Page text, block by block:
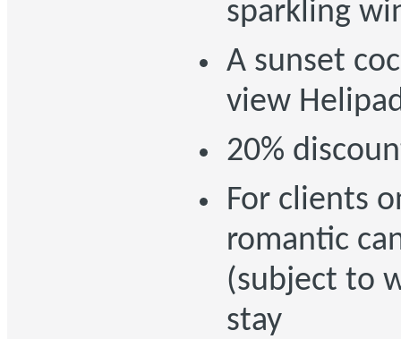
sparkling
A sunset
view
20%
For clients
romantic
(subject to
stay